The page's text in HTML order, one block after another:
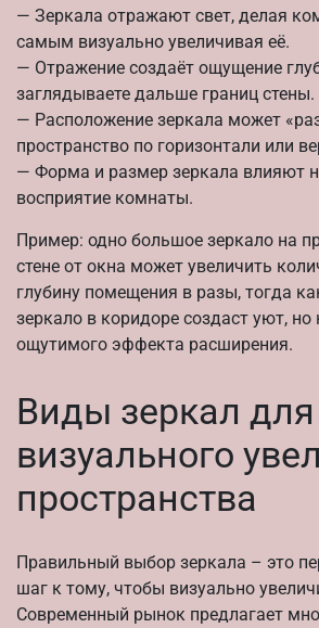
— Зеркала отражают свет, делая
самым визуально увеличивая её.
— Отражение создаёт ощущение
заглядываете дальше границ стены.
— Расположение зеркала может
пространство по горизонтали или
— Форма и размер зеркала влияют
восприятие комнаты.
Пример: одно большое зеркало на
стене от окна может увеличить
глубину помещения в разы, тогда
зеркало в коридоре создаст уют, но
ощутимого эффекта расширения.
Виды зеркал для
визуального
пространства
Правильный выбор зеркала – это
шаг к тому, чтобы визуально
Современный рынок предлагает